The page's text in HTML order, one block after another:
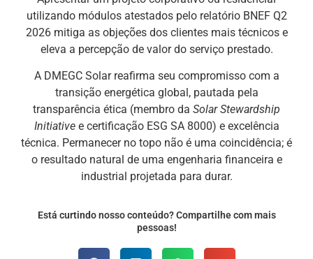
utilizando módulos atestados pelo relatório BNEF Q2
2026 mitiga as objeções dos clientes mais técnicos e
eleva a percepção de valor do serviço prestado.
A DMEGC Solar reafirma seu compromisso com a
transição energética global, pautada pela
transparência ética (membro da Solar Stewardship
Initiativee certificação ESG SA 8000) e excelência
técnica. Permanecer no topo não é uma coincidência; é
o resultado natural de uma engenharia financeira e
industrial projetada para durar.
Está curtindo nosso conteúdo? Compartilhe com mais
pessoas!